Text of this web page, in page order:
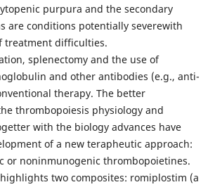
purpura and the secondary
are conditions potentially severewith
treatment difficulties.
splenectomy and the use of
and other antibodies (e.g., anti-
therapy. The better
thrombopoiesis physiology and
with the biology advances have
of a new terapheutic approach:
or noninmunogenic thrombopoietines.
two composites: romiplostim (a